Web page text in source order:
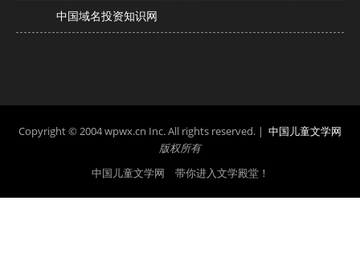
中国域名投资知识网
Copyright © 2004 wpwx.cn Inc. All rights reserved. | 中国儿童文学网
版权所有
中国儿童文学网 带你进入文学殿堂！